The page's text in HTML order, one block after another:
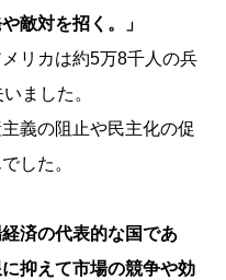
敵対を招く。」
リカは約5万8千人の兵
ました。
義の阻止や民主化の促
した。
済の代表的な国であ
抑えて市場の競争や効